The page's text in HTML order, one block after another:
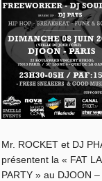
Mr. ROCKET et DJ
présentent la « FAT
PARTY » au DJOON